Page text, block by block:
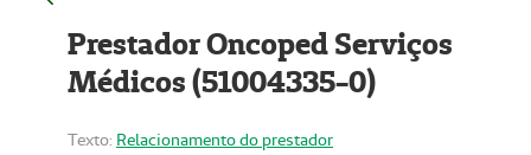
Prestador Oncoped Serviços
Médicos (51004335-0)
Texto: Relacionamento do prestador